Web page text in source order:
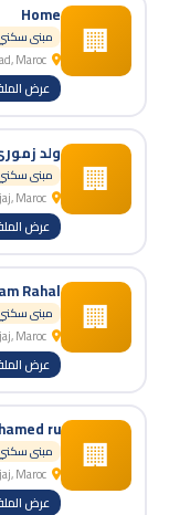
🏢
Home
مبنى
عرض
🏢 ولد
مبنى
عرض
🏢
Rahal
مبنى
عرض
🏢
ru
مبنى
عرض